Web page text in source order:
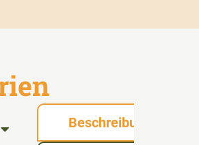
Beschreibung